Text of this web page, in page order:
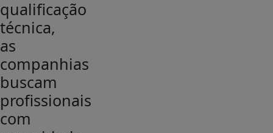
qualificação
técnica,
as
companhias
buscam
profissionais
com